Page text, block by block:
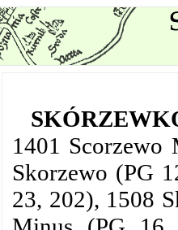
1401
Skorzewo (PG
23, 202), 1508